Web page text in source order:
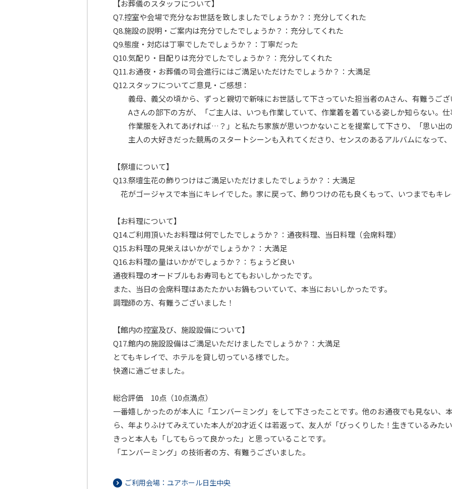
【お葬儀のスタッフについて】
Q7.控室や会場で充分なお世話を致しましたでしょうか？：充分してくれた
Q8.施設の説明・ご案内は充分でしたでしょうか？：充分してくれた
Q9.態度・対応は丁寧でしたでしょうか？：丁寧だった
Q10.気配り・目配りは充分でしたでしょうか？：充分してくれた
Q11.お通夜・お葬儀の司会進行にはご満足いただけたでしょうか？：大満足
Q12.スタッフについてご意見・ご感想：
義母、義父の頃から、ずっと親切で新味にお世話して下さっていた担当者のAさん、有難うござ
Aさんの部下の方が、「ご主人は、いつも作業していて、作業着を着ている姿しか知らない。仕
作業服を入れてあげれば…？」と私たち家族が思いつかないことを提案して下さり、「思い出の
主人の大好きだった競馬のスタートシーンも入れてくださり、センスのあるアルバムになって、
【祭壇について】
Q13.祭壇生花の飾りつけはご満足いただけましたでしょうか？：大満足
花がゴージャスで本当にキレイでした。家に戻って、飾りつけの花も良くもって、いつまでもキレ
【お料理について】
Q14.ご利用頂いたお料理は何でしたでしょうか？：通夜料理、当日料理（会席料理）
Q15.お料理の見栄えはいかがでしょうか？：大満足
Q16.お料理の量はいかがでしょうか？：ちょうど良い
通夜料理のオードブルもお寿司もとてもおいしかったです。
また、当日の会席料理はあたたかいお鍋もついていて、本当においしかったです。
調理師の方、有難うございました！
【館内の控室及び、施設設備について】
Q17.館内の施設設備はご満足いただけましたでしょうか？：大満足
とてもキレイで、ホテルを貸し切っている様でした。
快適に過ごせました。
総合評価 10点（10点満点）
一番嬉しかったのが本人に「エンバーミング」をして下さったことです。他のお通夜でも見ない、
ら、年よりふけてみえていた本人が20才近くは若返って、友人が「びっくりした！生きているみた
きっと本人も「してもらって良かった」と思っていることです。
「エンバーミング」の技術者の方、有難うございました。
ご利用会場：ユアホール日生中央